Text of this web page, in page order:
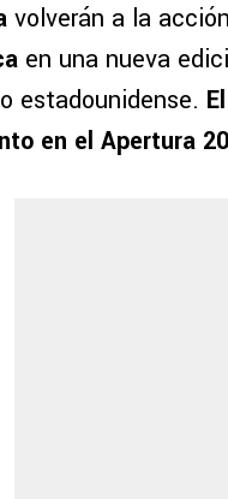
volverán a la
en una nueva
estadounidense.
en el Apertura